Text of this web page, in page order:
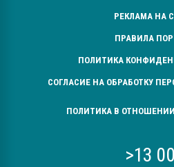
РЕКЛАМА НА
ПРАВИЛА
ПОЛИТИКА
СОГЛАСИЕ НА ОБРАБОТКУ
ПОЛИТИКА В ОТНОШЕНИИ
>13